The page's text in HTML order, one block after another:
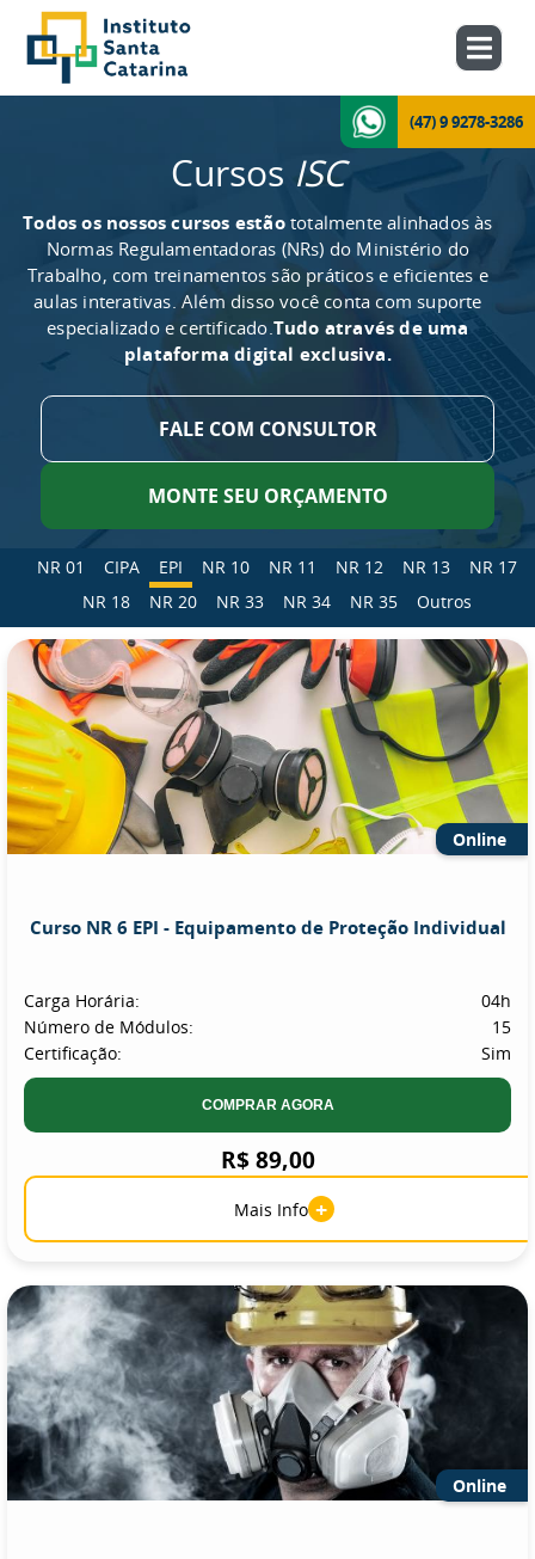
(47) 9 9278-3286
Cursos ISC
Todos os nossos cursos estãototalmente alinhados às
Normas Regulamentadoras (NRs) do Ministério do
Trabalho, com treinamentos são práticos e eficientes e
aulas interativas. Além disso você conta com suporte
especializado e certificado.Tudo através de uma
plataforma digital exclusiva.
FALE COM CONSULTOR
MONTE SEU ORÇAMENTO
NR 01 CIPA EPI NR 10 NR 11 NR 12 NR 13
NR 17
NR 18
NR 20 NR 33 NR 34 NR 35 Outros
Online
Curso NR 6 EPI - Equipamento de Proteção Individual
Carga Horária:
04h
Número de Módulos:
15
Certificação:
Sim
COMPRAR AGORA
R$ 89,00
Mais Info +
Online